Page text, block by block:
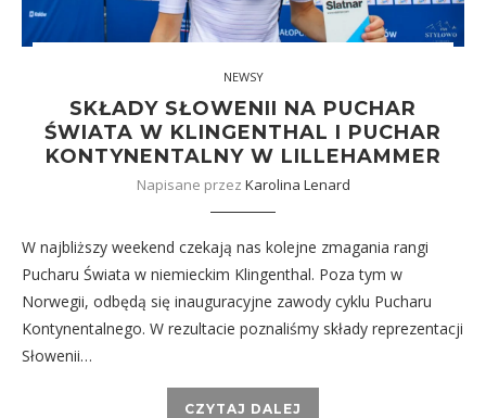
NEWSY
SKŁADY SŁOWENII NA PUCHAR
ŚWIATA W KLINGENTHAL I PUCHAR
KONTYNENTALNY W LILLEHAMMER
Napisane przez Karolina Lenard
W najbliższy weekend czekają nas kolejne zmagania rangi
Pucharu Świata w niemieckim Klingenthal. Poza tym w
Norwegii, odbędą się inauguracyjne zawody cyklu Pucharu
Kontynentalnego. W rezultacie poznaliśmy składy reprezentacji
Słowenii…
CZYTAJ DALEJ